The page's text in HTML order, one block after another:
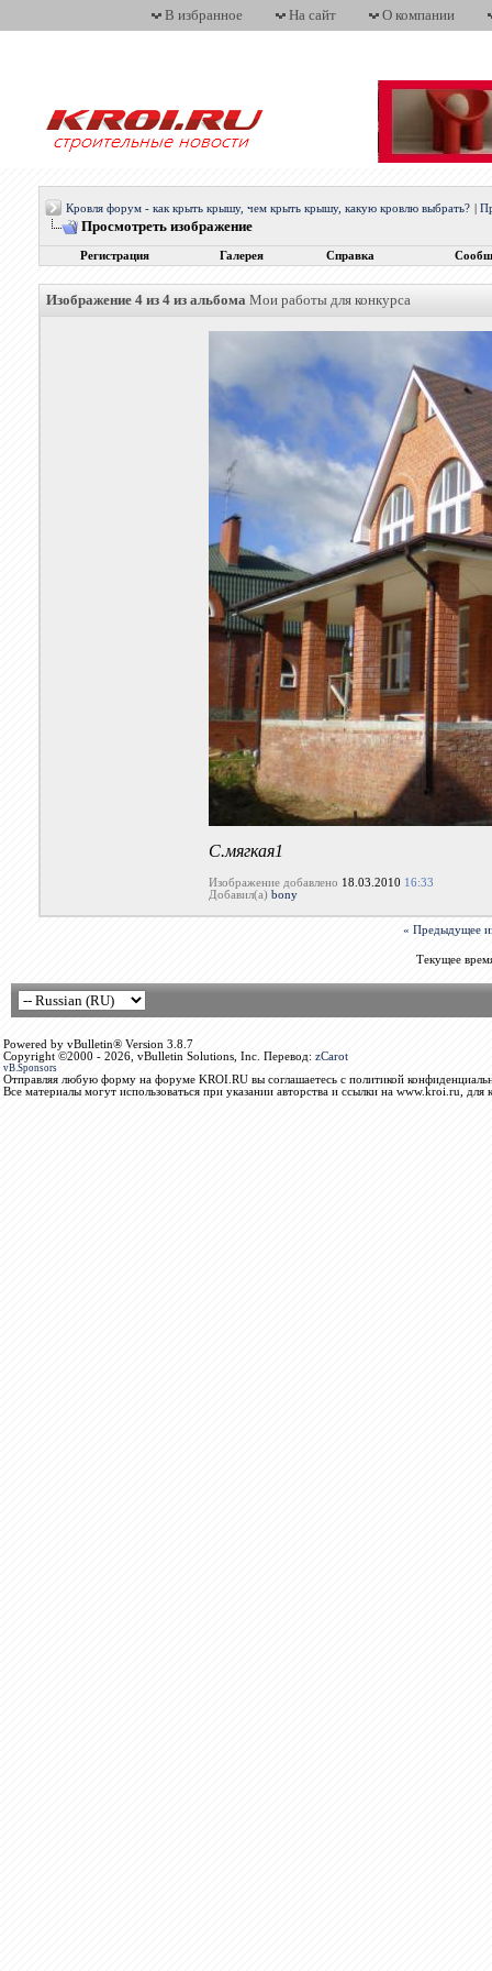
В избранное На сайт О компании
Кровля форум - как крыть крышу, чем крыть крышу, какую кровлю выбрать?
Просмотреть изображение
Регистрация Галерея Справка
Изображение 4 из 4 из альбома Мои работы для конкурса
С.мягкая1
Изображение добавлено 18.03.2010 16:33
Добавил(а) bony
« Предыдущее
Текущее
Powered by vBulletin® Version 3.8.7
Copyright ©2000 - 2026, vBulletin Solutions, Inc. Перевод: zCarot
vB.Sponsors
Отправляя любую форму на форуме KROI.RU вы соглашаетесь с политикой
Все материалы могут использоваться при указании авторства и ссылки на www.kroi.ru, для